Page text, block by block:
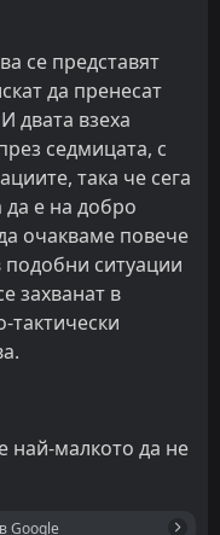
се представят
да пренесат
двата взеха
седмицата, с
така че сега
да е на добро
очакваме повече
ситуации
захванат в
тактически
най-малкото да не
Google